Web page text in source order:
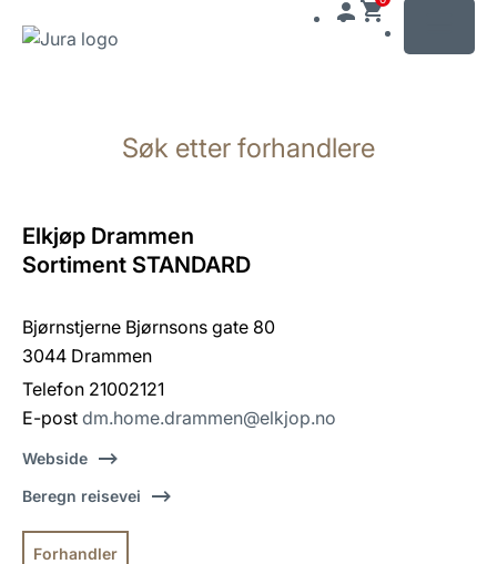
søk
Søk etter forhandlere
Elkjøp Drammen
Sortiment STANDARD
Bjørnstjerne Bjørnsons gate 80
3044 Drammen
Telefon 21002121
E-post dm.home.drammen@elkjop.no
Webside
Beregn reisevei
Forhandler